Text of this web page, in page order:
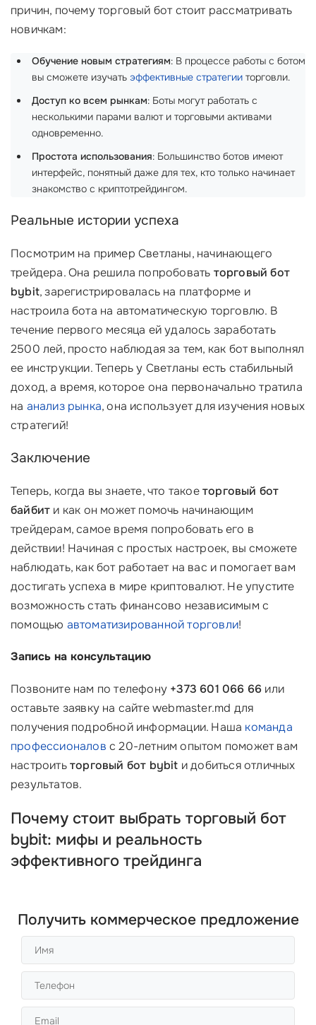
причин, почему торговый бот стоит рассматривать
новичкам:
Обучение новым стратегиям: В процессе работы с ботом
вы сможете изучать эффективные стратегии торговли.
Доступ ко всем рынкам: Боты могут работать с
несколькими парами валют и торговыми активами
одновременно.
Простота использования: Большинство ботов имеют
интерфейс, понятный даже для тех, кто только начинает
знакомство с криптотрейдингом.
Реальные истории успеха
Посмотрим на пример Светланы, начинающего
трейдера. Она решила попробовать торговый бот
bybit, зарегистрировалась на платформе и
настроила бота на автоматическую торговлю. В
течение первого месяца ей удалось заработать
2500 лей, просто наблюдая за тем, как бот выполнял
ее инструкции. Теперь у Светланы есть стабильный
доход, а время, которое она первоначально тратила
на анализ рынка, она использует для изучения новых
стратегий!
Заключение
Теперь, когда вы знаете, что такоеторговый бот
байбит и как он может помочь начинающим
трейдерам, самое время попробовать его в
действии! Начиная с простых настроек, вы сможете
наблюдать, как бот работает на вас и помогает вам
достигать успеха в мире криптовалют. Не упустите
возможность стать финансово независимым с
помощью автоматизированной торговли!
Запись на консультацию
Позвоните нам по телефону +373 601 066 66 или
оставьте заявку на сайте webmaster.md для
получения подробной информации. Наша команда
профессионалов с 20-летним опытом поможет вам
настроитьторговый бот bybit и добиться отличных
результатов.
Почему стоит выбрать торговый бот
bybit: мифы и реальность
эффективного трейдинга
Получить коммерческое предложение